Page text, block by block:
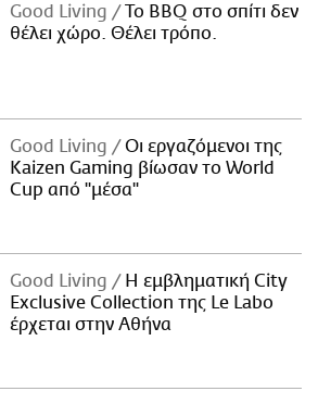
Good Living
Το BBQ στο σπίτι δεν
θέλει χώρο. Θέλει τρόπο.
Good Living
Οι εργαζόμενοι της
Kaizen Gaming βίωσαν το World
Cup από "μέσα"
Good Living
Η εμβληματική City
Exclusive Collection της Le Labo
έρχεται στην Αθήνα